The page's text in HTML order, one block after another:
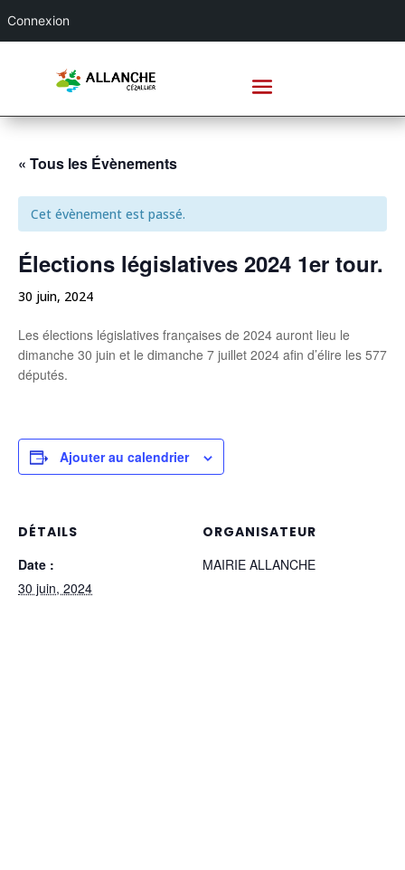
« Tous les Évènements
Cet évènement est passé.
Élections législatives 2024 1er tour.
30 juin, 2024
Les élections législatives françaises de 2024 auront lieu le
dimanche 30 juin et le dimanche 7 juillet 2024 afin d’élire les 577
députés.
Ajouter au calendrier
DÉTAILS
Date :
30 juin, 2024
ORGANISATEUR
MAIRIE ALLANCHE
Connexion